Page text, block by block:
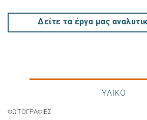
Δείτε τα έργα μας
ΥΛΙΚΟ
ΦΩΤΟΓΡΑΦΙΕΣ